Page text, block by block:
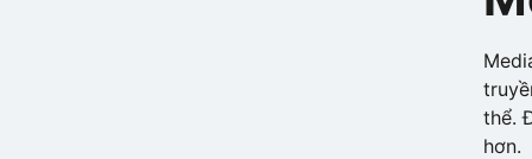
thể.
hơn.